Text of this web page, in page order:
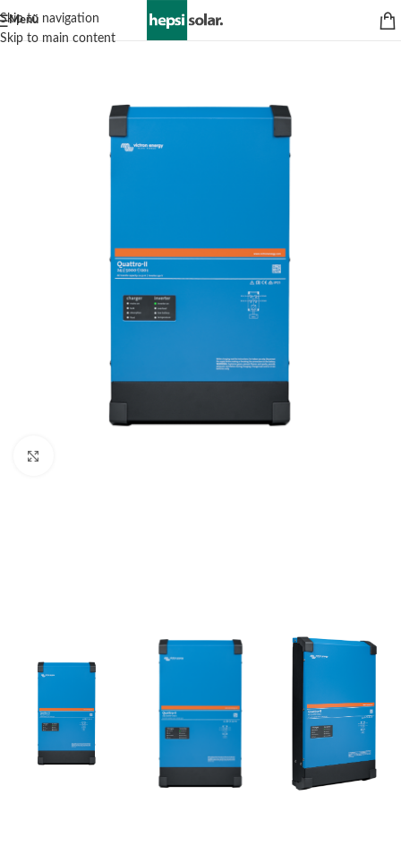
Skip to navigation
Skip to main content
Menü